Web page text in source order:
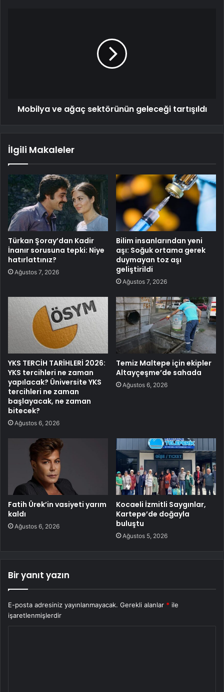
Mobilya ve ağaç sektörünün geleceği tartışıldı
İlgili Makaleler
Türkan Şoray’dan Kadir
İnanır sorusuna tepki: Niye
hatırlattınız?
Ağustos 7, 2026
Bilim insanlarından yeni
aşı: Soğuk ortama gerek
duymayan toz aşı
geliştirildi
Ağustos 7, 2026
YKS TERCİH TARİHLERİ 2026:
YKS tercihleri ne zaman
yapılacak? Üniversite YKS
tercihleri ne zaman
başlayacak, ne zaman
bitecek?
Ağustos 6, 2026
Temiz Maltepe için ekipler
Altayçeşme’de sahada
Ağustos 6, 2026
Fatih Ürek’in vasiyeti yarım
kaldı
Ağustos 6, 2026
Kocaeli İzmitli Saygınlar,
Kartepe’de doğayla
buluştu
Ağustos 5, 2026
Bir yanıt yazın
E-posta adresiniz yayınlanmayacak. Gerekli alanlar * ile
işaretlenmişlerdir